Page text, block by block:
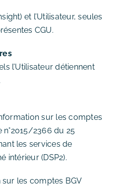
et l’Utilisateur, seules
CGU.
l’Utilisateur détiennent
sur les comptes
n°2015/2366 du 25
les services de
intérieur (DSP2).
sur les comptes BGV